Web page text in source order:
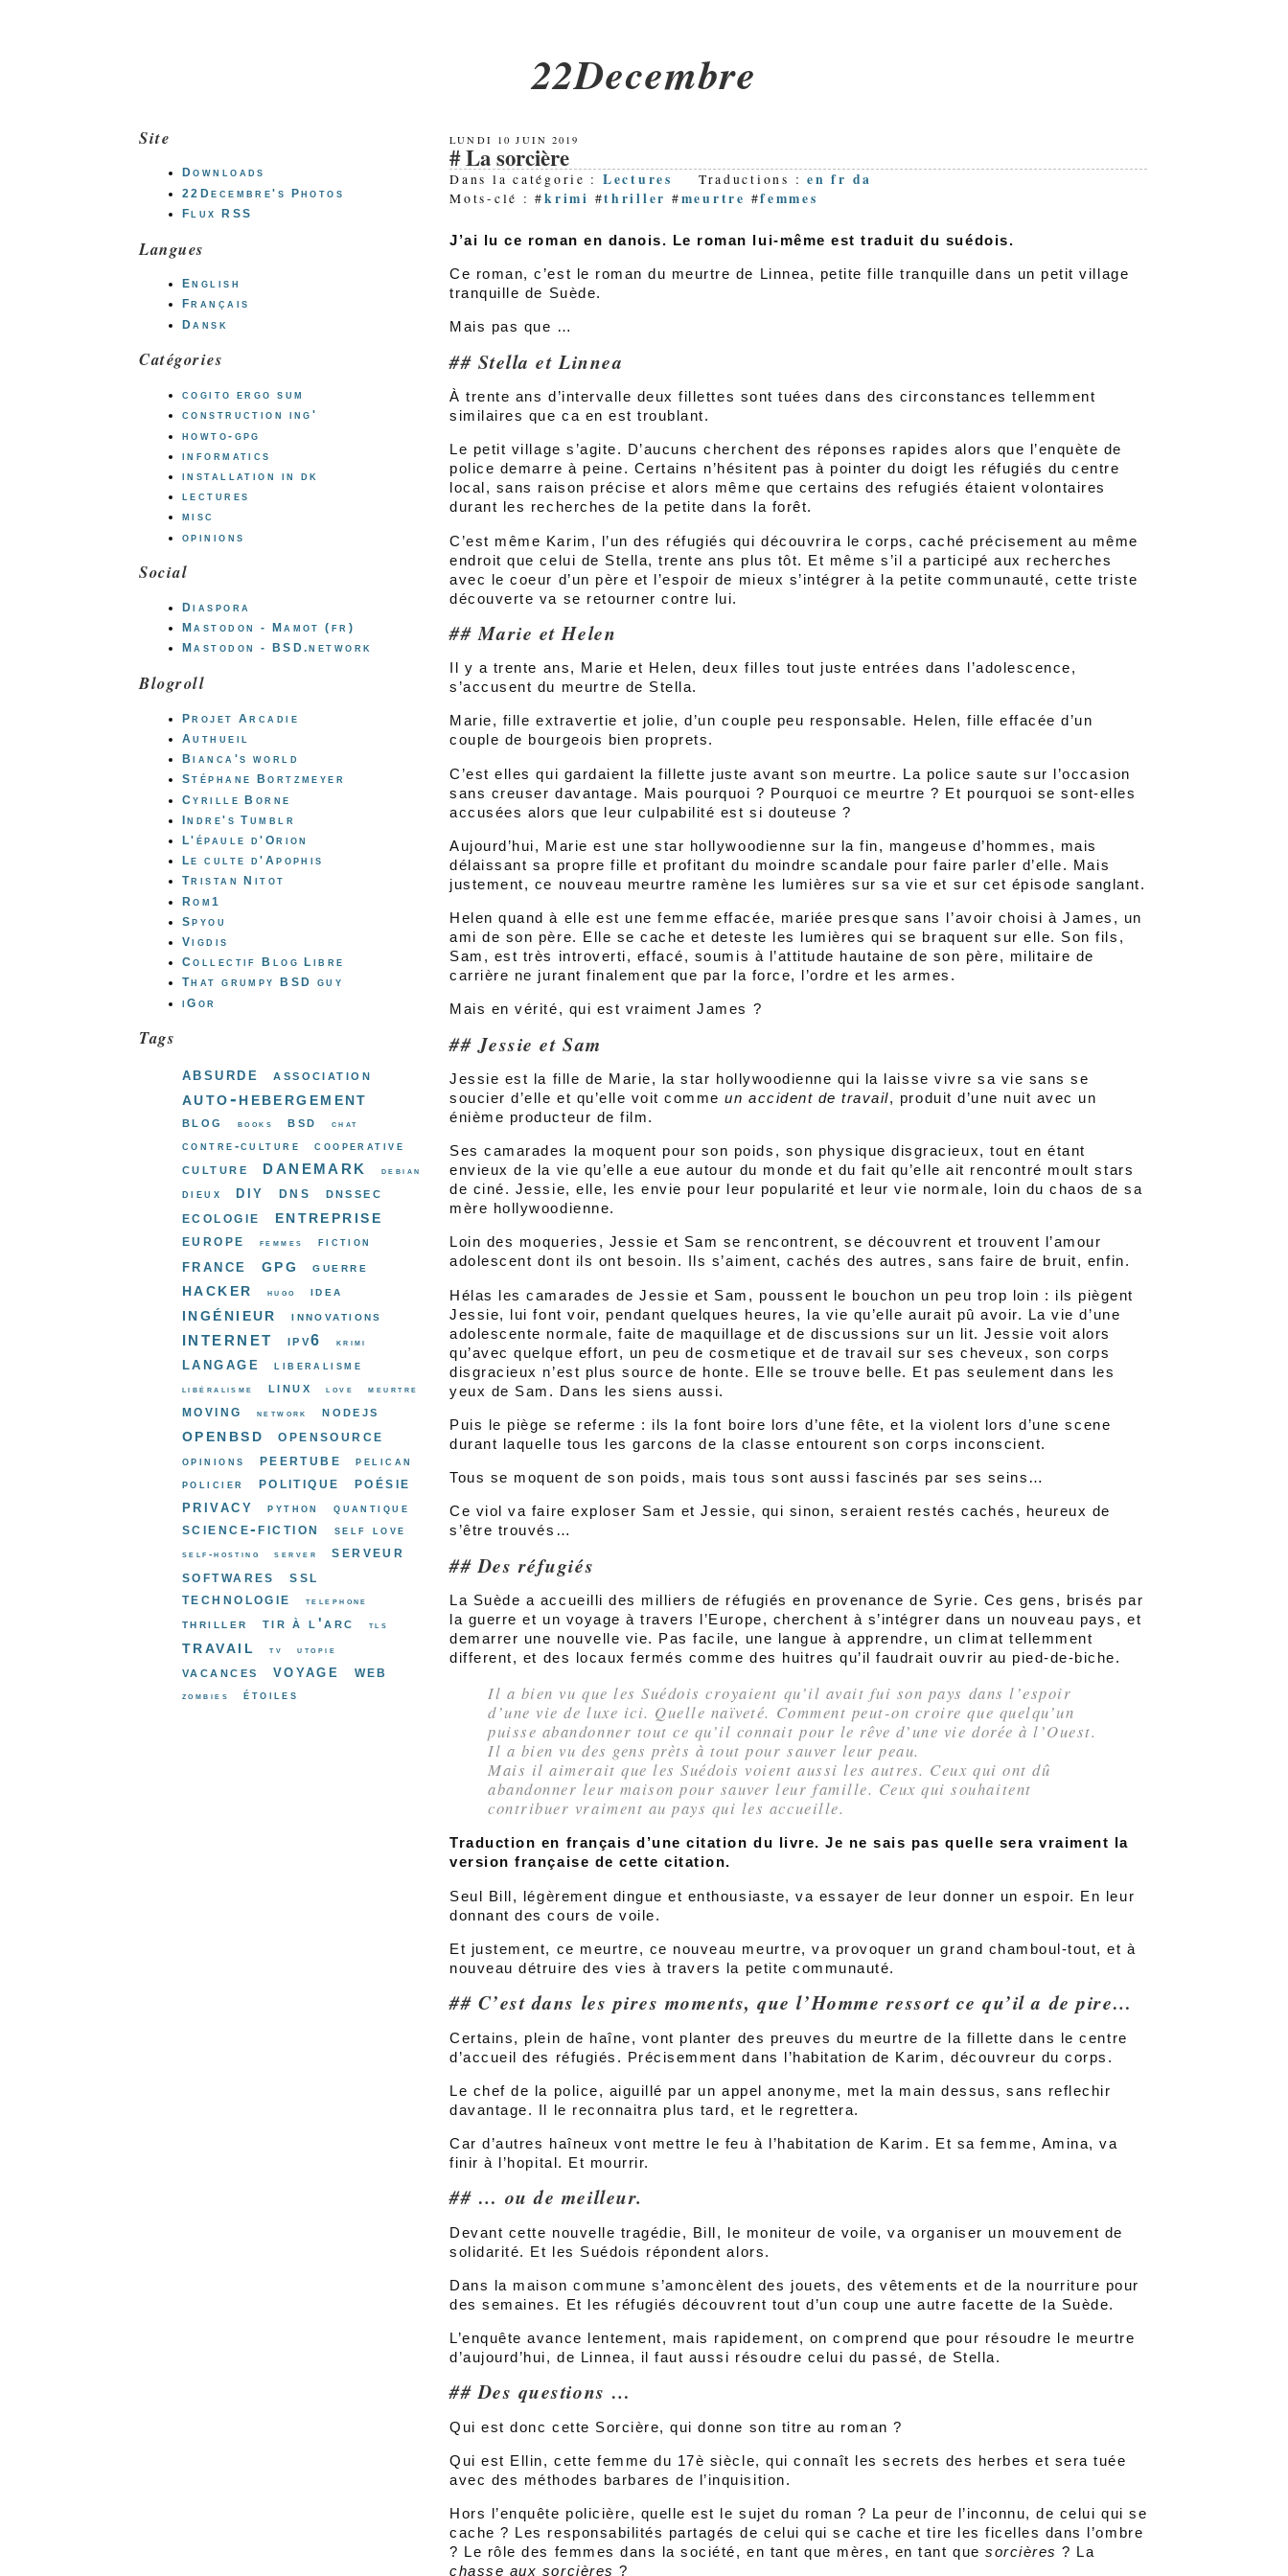
22Decembre
LUNDI 10 JUIN 2019
La sorcière
Dans la catégorie : Lectures Traductions :en fr da
Mots-clé : #krimi #thriller #meurtre #femmes
J’ai lu ce roman en danois. Le roman lui-même est traduit du suédois.
Ce roman, c’est le roman du meurtre de Linnea, petite fille tranquille dans un petit village
tranquille de Suède.
Mais pas que …
Stella et Linnea
À trente ans d’intervalle deux fillettes sont tuées dans des circonstances tellemment
similaires que ca en est troublant.
Le petit village s’agite. D’aucuns cherchent des réponses rapides alors que l’enquète de
police demarre à peine. Certains n’hésitent pas à pointer du doigt les réfugiés du centre
local, sans raison précise et alors même que certains des refugiés étaient volontaires
durant les recherches de la petite dans la forêt.
C’est même Karim, l’un des réfugiés qui découvrira le corps, caché précisement au même
endroit que celui de Stella, trente ans plus tôt. Et même s’il a participé aux recherches
avec le coeur d’un père et l’espoir de mieux s’intégrer à la petite communauté, cette triste
découverte va se retourner contre lui.
Marie et Helen
Il y a trente ans, Marie et Helen, deux filles tout juste entrées dans l’adolescence,
s’accusent du meurtre de Stella.
Marie, fille extravertie et jolie, d’un couple peu responsable. Helen, fille effacée d’un
couple de bourgeois bien proprets.
C’est elles qui gardaient la fillette juste avant son meurtre. La police saute sur l’occasion
sans creuser davantage. Mais pourquoi ? Pourquoi ce meurtre ? Et pourquoi se sont-elles
accusées alors que leur culpabilité est si douteuse ?
Aujourd’hui, Marie est une star hollywoodienne sur la fin, mangeuse d’hommes, mais
délaissant sa propre fille et profitant du moindre scandale pour faire parler d’elle. Mais
justement, ce nouveau meurtre ramène les lumières sur sa vie et sur cet épisode sanglant.
Helen quand à elle est une femme effacée, mariée presque sans l’avoir choisi à James, un
ami de son père. Elle se cache et deteste les lumières qui se braquent sur elle. Son fils,
Sam, est très introverti, effacé, soumis à l’attitude hautaine de son père, militaire de
carrière ne jurant finalement que par la force, l’ordre et les armes.
Mais en vérité, qui est vraiment James ?
Jessie et Sam
Jessie est la fille de Marie, la star hollywoodienne qui la laisse vivre sa vie sans se
soucier d’elle et qu’elle voit commeun accident de travail, produit d’une nuit avec un
énième producteur de film.
Ses camarades la moquent pour son poids, son physique disgracieux, tout en étant
envieux de la vie qu’elle a eue autour du monde et du fait qu’elle ait rencontré moult stars
de ciné. Jessie, elle, les envie pour leur popularité et leur vie normale, loin du chaos de sa
mère hollywoodienne.
Loin des moqueries, Jessie et Sam se rencontrent, se découvrent et trouvent l’amour
adolescent dont ils ont besoin. Ils s’aiment, cachés des autres, sans faire de bruit, enfin.
Hélas les camarades de Jessie et Sam, poussent le bouchon un peu trop loin : ils piègent
Jessie, lui font voir, pendant quelques heures, la vie qu’elle aurait pû avoir. La vie d’une
adolescente normale, faite de maquillage et de discussions sur un lit. Jessie voit alors
qu’avec quelque effort, un peu de cosmetique et de travail sur ses cheveux, son corps
disgracieux n’est plus source de honte. Elle se trouve belle. Et pas seulement dans les
yeux de Sam. Dans les siens aussi.
Puis le piège se referme : ils la font boire lors d’une fête, et la violent lors d’une scene
durant laquelle tous les garcons de la classe entourent son corps inconscient.
Tous se moquent de son poids, mais tous sont aussi fascinés par ses seins…
Ce viol va faire exploser Sam et Jessie, qui sinon, seraient restés cachés, heureux de
s’être trouvés…
Des réfugiés
La Suède a accueilli des milliers de réfugiés en provenance de Syrie. Ces gens, brisés par
la guerre et un voyage à travers l’Europe, cherchent à s’intégrer dans un nouveau pays, et
demarrer une nouvelle vie. Pas facile, une langue à apprendre, un climat tellemment
different, et des locaux fermés comme des huitres qu’il faudrait ouvrir au pied-de-biche.
Il a bien vu que les Suédois croyaient qu’il avait fui son pays dans l’espoir
d’une vie de luxe ici. Quelle naïveté. Comment peut-on croire que quelqu’un
puisse abandonner tout ce qu’il connait pour le rêve d’une vie dorée à l’Ouest.
Il a bien vu des gens prèts à tout pour sauver leur peau.
Mais il aimerait que les Suédois voient aussi les autres. Ceux qui ont dû
abandonner leur maison pour sauver leur famille. Ceux qui souhaitent
contribuer vraiment au pays qui les accueille.
Traduction en français d’une citation du livre. Je ne sais pas quelle sera vraiment la
version française de cette citation.
Seul Bill, légèrement dingue et enthousiaste, va essayer de leur donner un espoir. En leur
donnant des cours de voile.
Et justement, ce meurtre, ce nouveau meurtre, va provoquer un grand chamboul-tout, et à
nouveau détruire des vies à travers la petite communauté.
C’est dans les pires moments, que l’Homme ressort ce qu’il a de pire…
Certains, plein de haîne, vont planter des preuves du meurtre de la fillette dans le centre
d’accueil des réfugiés. Précisemment dans l’habitation de Karim, découvreur du corps.
Le chef de la police, aiguillé par un appel anonyme, met la main dessus, sans reflechir
davantage. Il le reconnaitra plus tard, et le regrettera.
Car d’autres haîneux vont mettre le feu à l’habitation de Karim. Et sa femme, Amina, va
finir à l’hopital. Et mourrir.
… ou de meilleur.
Devant cette nouvelle tragédie, Bill, le moniteur de voile, va organiser un mouvement de
solidarité. Et les Suédois répondent alors.
Dans la maison commune s’amoncèlent des jouets, des vêtements et de la nourriture pour
des semaines. Et les réfugiés découvrent tout d’un coup une autre facette de la Suède.
L’enquête avance lentement, mais rapidement, on comprend que pour résoudre le meurtre
d’aujourd’hui, de Linnea, il faut aussi résoudre celui du passé, de Stella.
Des questions …
Qui est donc cette Sorcière, qui donne son titre au roman ?
Qui est Ellin, cette femme du 17è siècle, qui connaît les secrets des herbes et sera tuée
avec des méthodes barbares de l’inquisition.
Hors l’enquête policière, quelle est le sujet du roman ? La peur de l’inconnu, de celui qui se
cache ? Les responsabilités partagés de celui qui se cache et tire les ficelles dans l’ombre
? Le rôle des femmes dans la société, en tant que mères, en tant quesorcières ? La
chasse aux sorcières ?
Site
Downloads
22Decembre's Photos
Flux RSS
Langues
English
Français
Dansk
Catégories
cogito ergo sum
construction ing'
howto-gpg
informatics
installation in dk
lectures
misc
opinions
Social
Diaspora
Mastodon - Mamot (fr)
Mastodon - BSD.network
Blogroll
Projet Arcadie
Authueil
Bianca's world
Stéphane Bortzmeyer
Cyrille Borne
Indre's Tumblr
L'épaule d'Orion
Le culte d'Apophis
Tristan Nitot
Rom1
Spyou
Vigdis
Collectif Blog Libre
That grumpy BSD guy
iGor
Tags
absurde association
auto-hebergement
blog books bsd chat
contre-culture cooperative
culture danemark debian
dieux diy dns dnssec
ecologie entreprise
europe femmes fiction
france gpg guerre
hacker hugo idea
ingénieur innovations
internet ipv6 krimi
langage liberalisme
libéralisme linux love meurtre
moving network nodejs
openbsd opensource
opinions peertube
pelican
policier
politique poésie
privacy python quantique
science-fiction self love
self-hosting server
serveur
softwares
ssl
technologie telephone
thriller tir à l'arc tls
travail tv utopie
vacances voyage web
zombies étoiles